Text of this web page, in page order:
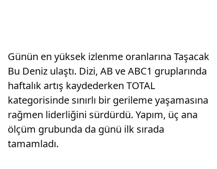
Günün en yüksek izlenme oranlarına Taşacak
Bu Deniz ulaştı. Dizi, AB ve ABC1 gruplarında
haftalık artış kaydederken TOTAL
kategorisinde sınırlı bir gerileme yaşamasına
rağmen liderliğini sürdürdü. Yapım, üç ana
ölçüm grubunda da günü ilk sırada
tamamladı.